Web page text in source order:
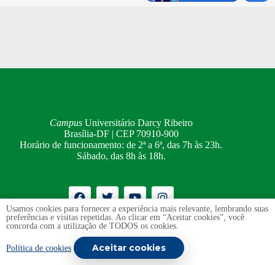
CampusUniversitário Darcy Ribeiro
Brasília-DF | CEP 70910-900
Horário de funcionamento: de 2ª a 6ª, das 7h às 23h.
Sábado, das 8h às 18h.
OuvidoriaUnB
Transparência e Prestação de Contas
Usamos cookies para fornecer a experiência mais relevante, lembrando suas
preferências e visitas repetidas. Ao clicar em “Aceitar cookies”, você
concorda com a utilização de TODOS os cookies.
Política de cookies Aceitar cookies